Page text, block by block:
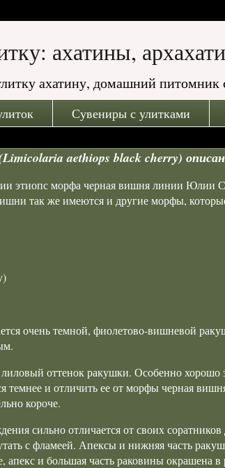
ахатины,
ахатину, домашний
Сувениры с улитками
aethiops black cherry)
этиопс морфа черная вишня линии Юлии
так же имеются и другие морфы,
очень темной, фиолетово-вишневой
оттенок ракушки. Особенно хорошо
темнее и отличить ее от морфы черная
короче.
сильно отличается от своих
с фламеей. Апексы и нижняя часть
и большая часть раковины окрашена в